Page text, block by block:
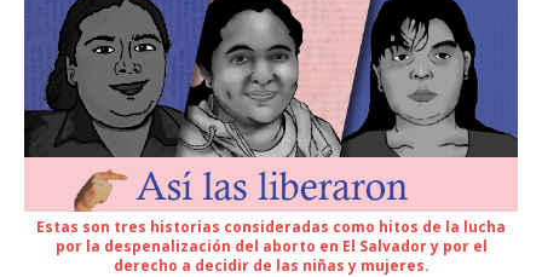
Estas son tres historias consideradas como hitos de la lucha
por la despenalización del aborto en El Salvador y por el
derecho a decidir de las niñas y mujeres.